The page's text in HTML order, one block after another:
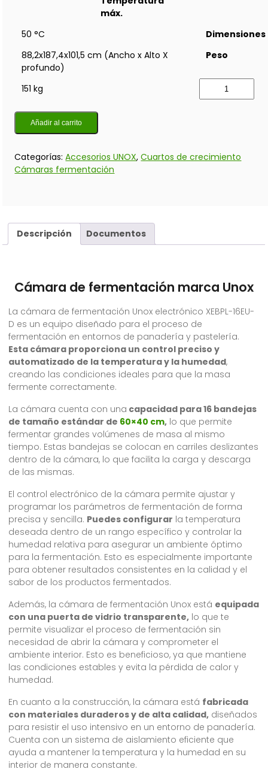
máx.
50 °C
Dimensiones
88,2x187,4x101,5 cm (Ancho x Alto X
profundo)
Peso
151 kg
Añadir al carrito
Categorías:Accesorios UNOX,Cuartos de crecimiento
Cámaras fermentación
Descripción Documentos
Cámara de fermentación marca Unox
La cámara de fermentación Unox electrónico XEBPL-16EU-
D es un equipo diseñado para el proceso de
fermentación en entornos de panadería y pastelería.
Esta cámara proporciona un control preciso y
automatizado de la temperatura y la humedad,
creando las condiciones ideales para que la masa
fermente correctamente.
La cámara cuenta con una capacidad para 16 bandejas
de tamaño estándar de 60×40 cm, lo que permite
fermentar grandes volúmenes de masa al mismo
tiempo. Estas bandejas se colocan en carriles deslizantes
dentro de la cámara, lo que facilita la carga y descarga
de las mismas.
El control electrónico de la cámara permite ajustar y
programar los parámetros de fermentación de forma
precisa y sencilla. Puedes configurar la temperatura
deseada dentro de un rango específico y controlar la
humedad relativa para asegurar un ambiente óptimo
para la fermentación. Esto es especialmente importante
para obtener resultados consistentes en la calidad y el
sabor de los productos fermentados.
Además, la cámara de fermentación Unox está equipada
con una puerta de vidrio transparente, lo que te
permite visualizar el proceso de fermentación sin
necesidad de abrir la cámara y comprometer el
ambiente interior. Esto es beneficioso, ya que mantiene
las condiciones estables y evita la pérdida de calor y
humedad.
En cuanto a la construcción, la cámara está fabricada
con materiales duraderos y de alta calidad, diseñados
para resistir el uso intensivo en un entorno de panadería.
Cuenta con un sistema de aislamiento eficiente que
ayuda a mantener la temperatura y la humedad en su
interior de manera constante.